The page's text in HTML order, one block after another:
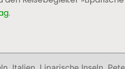
.